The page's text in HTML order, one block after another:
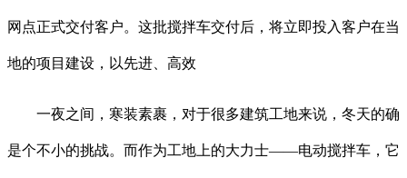
网点正式交付客户。这批搅拌车交付后，将立即投入客户在当
地的项目建设，以先进、高效
一夜之间，寒装素裹，对于很多建筑工地来说，冬天的确
是个不小的挑战。而作为工地上的大力士——电动搅拌车，它